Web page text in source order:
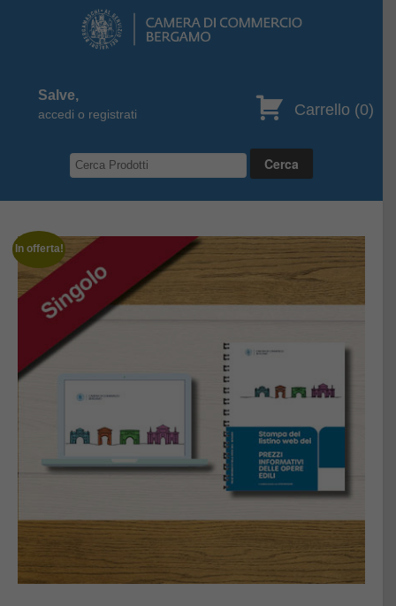
Salve,
accedi o registrati Carrello (0)
In offerta!